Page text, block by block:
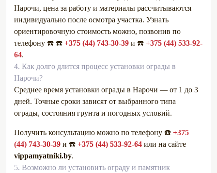
Нарочи, цена за работу и материалы рассчитываются
индивидуально после осмотра участка. Узнать
ориентировочную стоимость можно, позвонив по
телефону ☎️ ☎️ +375 (44) 743-30-39 и ☎️ +375 (44) 533-92-
64.
4. Как долго длится процесс установки ограды в
Нарочи?
Среднее время установки ограды в Нарочи — от 1 до 3
дней. Точные сроки зависят от выбранного типа
ограды, состояния грунта и погодных условий.
Получить консультацию можно по телефону ☎️ +375
(44) 743-30-39 и ☎️ +375 (44) 533-92-64 или на сайте
vippamyatniki.by.
5. Возможно ли установить ограду и памятник